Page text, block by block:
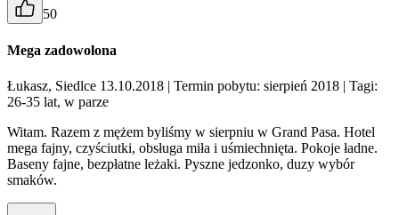
50
Mega zadowolona
Łukasz, Siedlce 13.10.2018 | Termin pobytu: sierpień 2018 | Tagi:
26-35 lat, w parze
Witam. Razem z mężem byliśmy w sierpniu w Grand Pasa. Hotel
mega fajny, czyściutki, obsługa miła i uśmiechnięta. Pokoje ładne.
Baseny fajne, bezpłatne leżaki. Pyszne jedzonko, duzy wybór
smaków.